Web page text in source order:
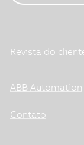
Revista do
ABB Automation
Contato